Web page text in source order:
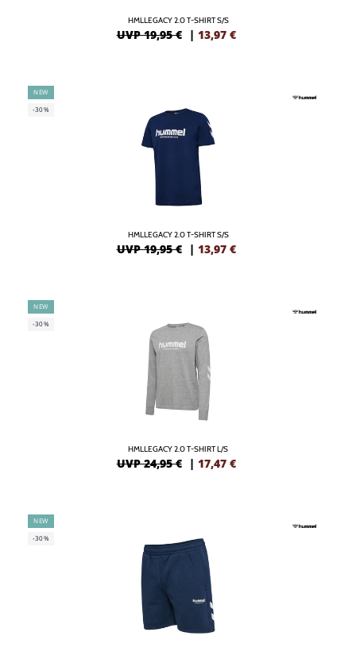
HMLLEGACY 2.0 T-SHIRT S/S
UVP 19,95 € | 13,97 €
NEW
-30%
HMLLEGACY 2.0 T-SHIRT S/S
UVP 19,95 € | 13,97 €
NEW
-30%
HMLLEGACY 2.0 T-SHIRT L/S
UVP 24,95 € | 17,47 €
NEW
-30%